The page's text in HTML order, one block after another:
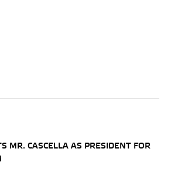
MR. CASCELLA AS PRESIDENT FOR